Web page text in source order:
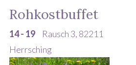
Rohkostbuffet
14 - 19
Rausch 3, 82211
Herrsching